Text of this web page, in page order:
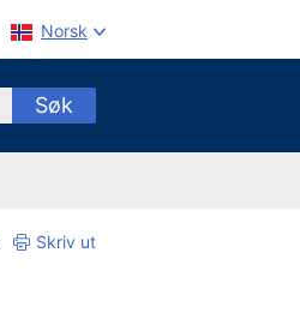
Norsk
Søk
Skriv ut